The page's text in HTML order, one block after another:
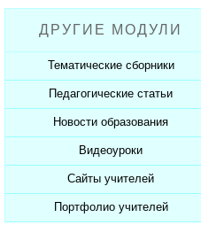
Пожарная безопасность
СанПиНы
Должностные обязанности
Планы, справки, протоколы
Презентации к Дню матери
Презентации к Новому году
Презентации к 23 февраля
Презентации к 8 марта
Презентации к Дню Победы
350 лет Петру I
Разработки учащихся
Софт для учителя
ДРУГИЕ МОДУЛИ
Тематические сборники
Сборники презентаций
Педагогические статьи
Каталог статей
Добавить статью
Новости образования
Новости образования
Видеоуроки
Видеоуроки ЕГЭ и ОГЭ
Сайты учителей
Каталог сайтов
Портфолио учителей